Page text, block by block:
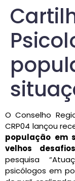
O Conselho
CRP04 lançou
população em
velhos desafios
pesquisa
psicólogos em